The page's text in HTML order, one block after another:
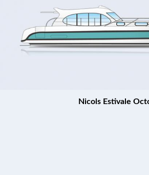
Nicols Estivale